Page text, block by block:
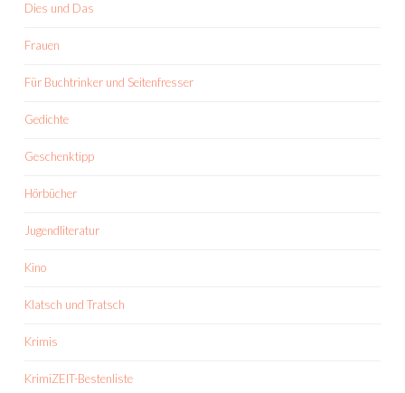
Dies und Das
Frauen
Für Buchtrinker und Seitenfresser
Gedichte
Geschenktipp
Hörbücher
Jugendliteratur
Kino
Klatsch und Tratsch
Krimis
KrimiZEIT-Bestenliste